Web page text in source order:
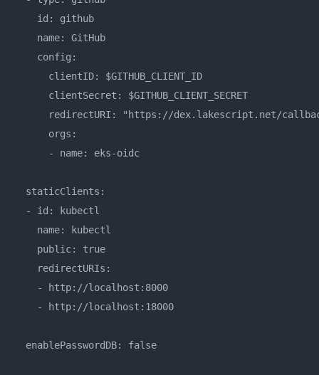
    id: github
    name: GitHub
    config:
      clientID: $GITHUB_CLIENT_ID
      clientSecret: $GITHUB_CLIENT_SECRET
redirectURI: "https://dex.lakescript.net/
      orgs:
      - name: eks-oidc
  staticClients:
  - id: kubectl
    name: kubectl
    public: true
    redirectURIs:
    - http://localhost:8000
    - http://localhost:18000